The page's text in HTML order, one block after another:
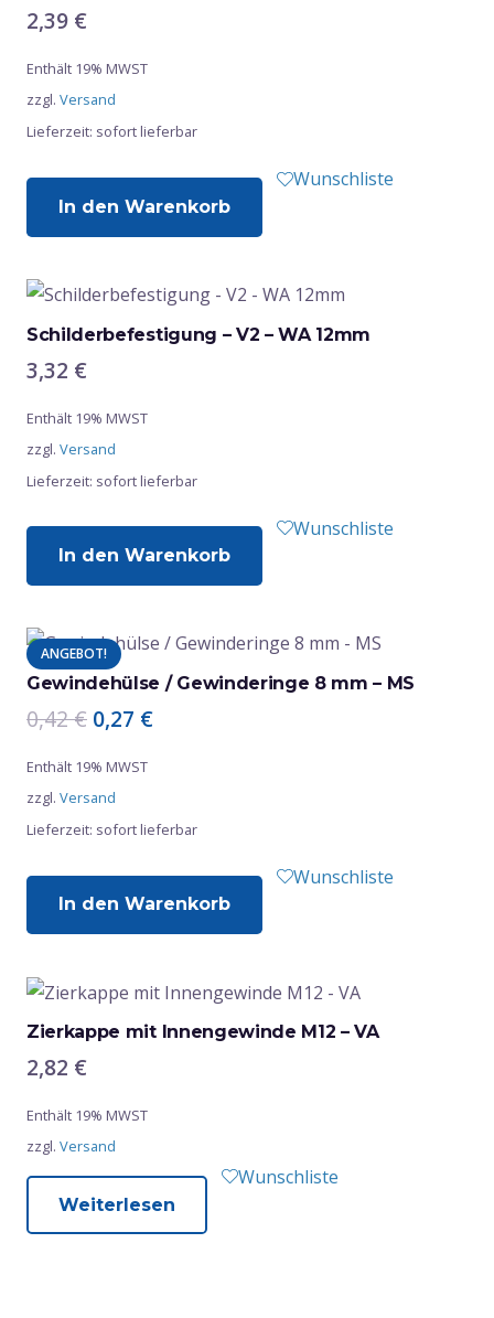
2,39 €
Enthält 19% MWST
zzgl. Versand
Lieferzeit: sofort lieferbar
In den Warenkorb
Wunschliste
Schilderbefestigung – V2 – WA 12mm
3,32 €
Enthält 19% MWST
zzgl. Versand
Lieferzeit: sofort lieferbar
In den Warenkorb
Wunschliste
ANGEBOT!
Gewindehülse / Gewinderinge 8 mm – MS
0,42€ Ursprünglicher
war:
0,42 €
0,27 €Aktueller
Enthält 19% MWST
zzgl. Versand
Lieferzeit: sofort lieferbar
In den Warenkorb
Wunschliste
Zierkappe mit Innengewinde M12 – VA
2,82 €
Enthält 19% MWST
zzgl. Versand
Weiterlesen
Wunschliste